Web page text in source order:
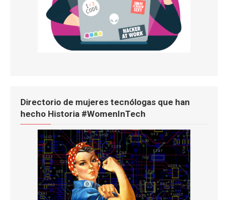
Directorio de mujeres tecnólogas que han
hecho Historia #WomenInTech